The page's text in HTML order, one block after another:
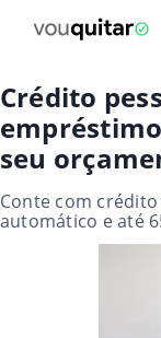
Crédito
seu
Conte com
automático e até